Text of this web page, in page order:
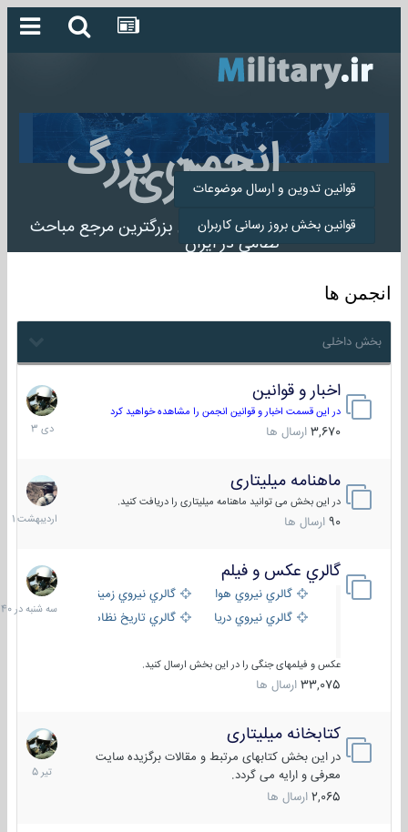
انجمن بزرگ
میلیتاری
انجمن میلیتاری بزرگترین مرجع مباحث
نظامی در ایران
قوانین تدوین و ارسال موضوعات
قوانین بخش بروز رسانی کاربران
انجمن ها
بخش داخلی
اخبار و قوانین
در این قسمت اخبار و قوانین انجمن را مشاهده خواهید کرد
3,670 ارسال ها
22
دی
1403
ماهنامه میلیتاری
در این بخش می توانید ماهنامه میلیتاری را دریافت کنید.
90 ارسال ها
30
1401
گالري عكس و فيلم
گالري نيروي هوايي
گالري نيروي زميني
گالري نيروي دريايي
گالري تاریخ نظامی
عکس و فیلمهای جنگی را در این بخش ارسال کنید.
33,075 ارسال ها
سه
شنبه
در
کتابخانه میلیتاری
در این بخش کتابهای مرتبط و مقالات برگزیده سایت
معرفی و ارایه می گردد.
2,065 ارسال ها
16
تیر
1405